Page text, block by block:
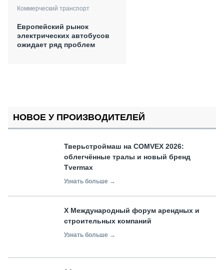
Коммерческий транспорт
Европейский рынок
электрических автобусов
ожидает ряд проблем
НОВОЕ У ПРОИЗВОДИТЕЛЕЙ
Тверьстроймаш на COMVEX 2026:
облегчённые тралы и новый бренд
Tvermax
Узнать больше →
X Международный форум арендных и
строительных компаний
Узнать больше →